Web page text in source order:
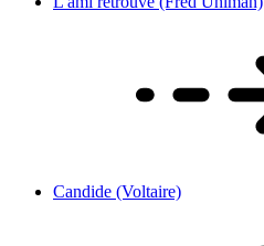
Candide (Voltaire)